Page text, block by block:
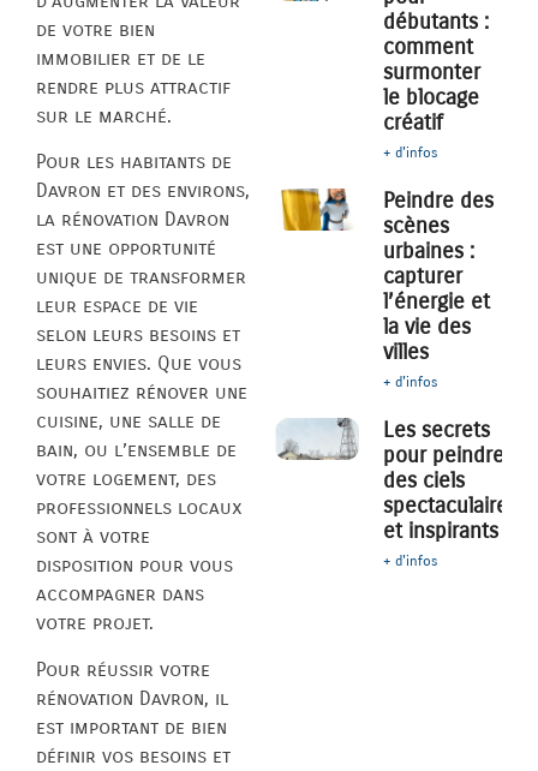
de votre bien
immobilier et de le
rendre plus attractif
sur le marché.
Pour les habitants de
Davron et des environs,
la rénovation Davron
est une opportunité
unique de transformer
leur espace de vie
selon leurs besoins et
leurs envies. Que vous
souhaitiez rénover une
cuisine, une salle de
bain, ou l’ensemble de
votre logement, des
professionnels locaux
sont à votre
disposition pour vous
accompagner dans
votre projet.
Pour réussir votre
rénovation Davron, il
est important de bien
définir vos besoins et
débutants :
comment
surmonter
le blocage
créatif
+ d'infos
Peindre des
scènes
urbaines :
capturer
l’énergie et
la vie des
villes
+ d'infos
Les secrets
pour peindre
des ciels
spectaculaires
et inspirants
+ d'infos